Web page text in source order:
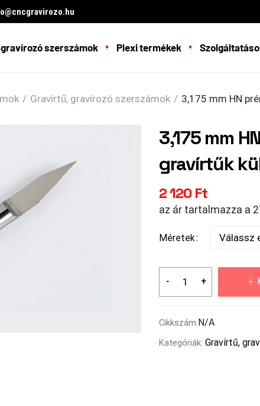
gravírozó szerszámok Plexi termékek
/ Gravírtű, gravírozó szerszámok / 3,175 mm HN
3,175 mm
gravírtűk
2 120 Ft
az ár tartalmazza a
Méretek
Cikkszám:N/A
Kategóriák: Gravírtű,